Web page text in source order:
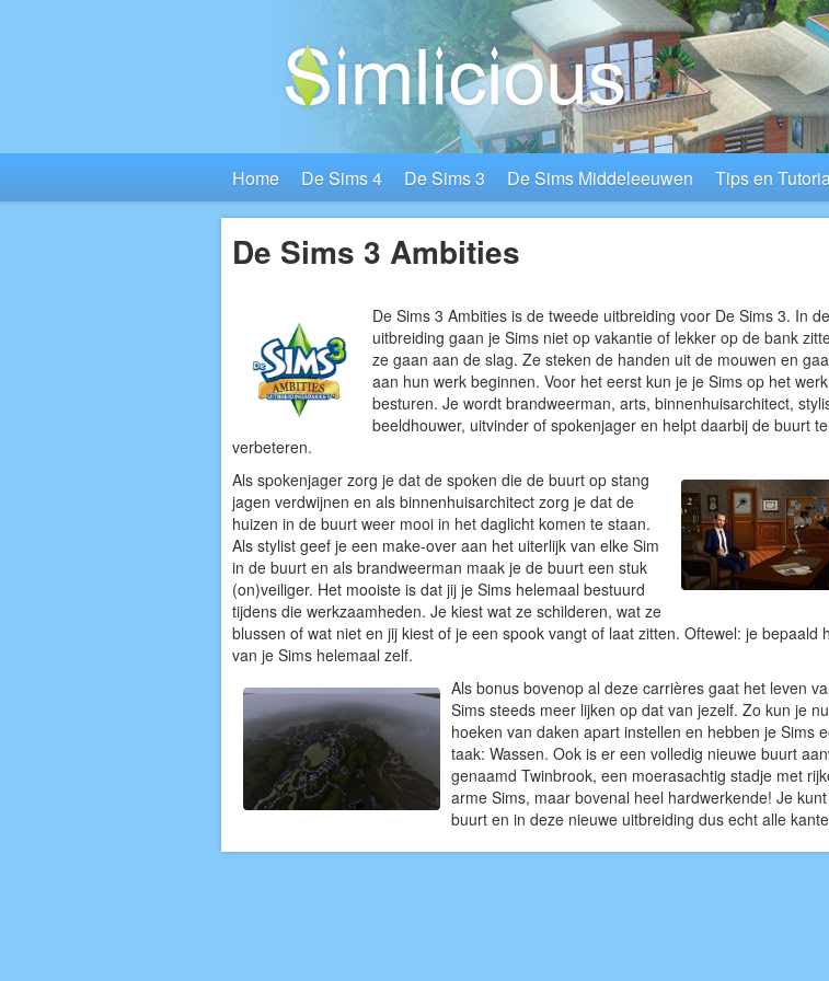
Home De Sims 4 De Sims 3 De Sims Middeleeuwen Tips en
De Sims 3 Ambities
De Sims 3 Ambities is de tweede uitbreiding voor De Sims 3. In
uitbreiding gaan je Sims niet op vakantie of lekker op de bank
ze gaan aan de slag. Ze steken de handen uit de mouwen en
aan hun werk beginnen. Voor het eerst kun je je Sims op het werk
besturen. Je wordt brandweerman, arts, binnenhuisarchitect,
beeldhouwer, uitvinder of spokenjager en helpt daarbij de buurt te
verbeteren.
Als spokenjager zorg je dat de spoken die de buurt op stang
jagen verdwijnen en als binnenhuisarchitect zorg je dat de
huizen in de buurt weer mooi in het daglicht komen te staan.
Als stylist geef je een make-over aan het uiterlijk van elke Sim
in de buurt en als brandweerman maak je de buurt een stuk
(on)veiliger. Het mooiste is dat jij je Sims helemaal bestuurd
tijdens die werkzaamheden. Je kiest wat ze schilderen, wat ze
blussen of wat niet en jij kiest of je een spook vangt of laat zitten. Oftewel: je bepaald
van je Sims helemaal zelf.
Als bonus bovenop al deze carrières gaat het leven
Sims steeds meer lijken op dat van jezelf. Zo kun je
hoeken van daken apart instellen en hebben je Sims
taak: Wassen. Ook is er een volledig nieuwe buurt
genaamd Twinbrook, een moerasachtig stadje met
arme Sims, maar bovenal heel hardwerkende! Je
buurt en in deze nieuwe uitbreiding dus echt alle